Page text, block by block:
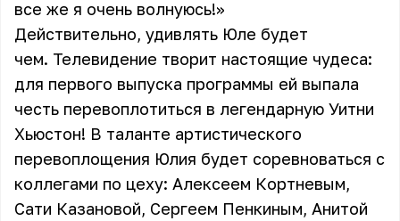
все же я очень волнуюсь!»
Действительно, удивлять Юле будет
чем. Телевидение творит настоящие чудеса:
для первого выпуска программы ей выпала
честь перевоплотиться в легендарную Уитни
Хьюстон! В таланте артистического
перевоплощения Юлия будет соревноваться с
коллегами по цеху: Алексеем Кортневым,
Сати Казановой, Сергеем Пенкиным, Анитой